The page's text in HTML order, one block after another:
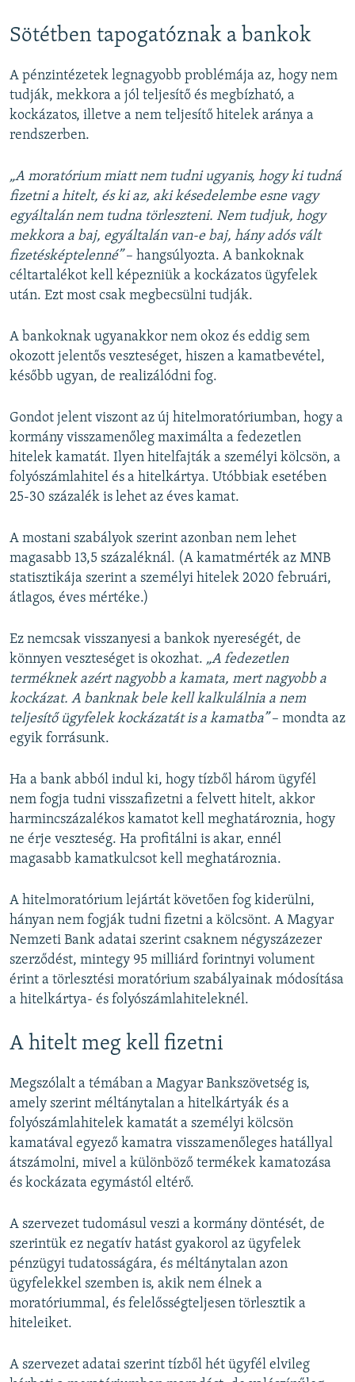
Sötétben tapogatóznak a bankok
A pénzintézetek legnagyobb problémája az, hogy nem
tudják, mekkora a jól teljesítő és megbízható, a
kockázatos, illetve a nem teljesítő hitelek aránya a
rendszerben.
„A moratórium miatt nem tudni ugyanis, hogy ki tudná
fizetni a hitelt, és ki az, aki késedelembe esne vagy
egyáltalán nem tudna törleszteni. Nem tudjuk, hogy
mekkora a baj, egyáltalán van-e baj, hány adós vált
fizetésképtelenné”– hangsúlyozta. A bankoknak
céltartalékot kell képezniük a kockázatos ügyfelek
után. Ezt most csak megbecsülni tudják.
A bankoknak ugyanakkor nem okoz és eddig sem
okozott jelentős veszteséget, hiszen a kamatbevétel,
később ugyan, de realizálódni fog.
Gondot jelent viszont az új hitelmoratóriumban, hogy a
kormány visszamenőleg maximálta a fedezetlen
hitelek kamatát. Ilyen hitelfajták a személyi kölcsön, a
folyószámlahitel és a hitelkártya. Utóbbiak esetében
25-30 százalék is lehet az éves kamat.
A mostani szabályok szerint azonban nem lehet
magasabb 13,5 százaléknál. (A kamatmérték az MNB
statisztikája szerint a személyi hitelek 2020 februári,
átlagos, éves mértéke.)
Ez nemcsak visszanyesi a bankok nyereségét, de
könnyen veszteséget is okozhat. „A fedezetlen
terméknek azért nagyobb a kamata, mert nagyobb a
kockázat. A banknak bele kell kalkulálnia a nem
teljesítő ügyfelek kockázatát is a kamatba”– mondta az
egyik forrásunk.
Ha a bank abból indul ki, hogy tízből három ügyfél
nem fogja tudni visszafizetni a felvett hitelt, akkor
harmincszázalékos kamatot kell meghatároznia, hogy
ne érje veszteség. Ha profitálni is akar, ennél
magasabb kamatkulcsot kell meghatároznia.
A hitelmoratórium lejártát követően fog kiderülni,
hányan nem fogják tudni fizetni a kölcsönt. A Magyar
Nemzeti Bank adatai szerint csaknem négyszázezer
szerződést, mintegy 95 milliárd forintnyi volument
érint a törlesztési moratórium szabályainak módosítása
a hitelkártya- és folyószámlahiteleknél.
A hitelt meg kell fizetni
Megszólalt a témában a Magyar Bankszövetség is,
amely szerint méltánytalan a hitelkártyák és a
folyószámlahitelek kamatát a személyi kölcsön
kamatával egyező kamatra visszamenőleges hatállyal
átszámolni, mivel a különböző termékek kamatozása
és kockázata egymástól eltérő.
A szervezet tudomásul veszi a kormány döntését, de
szerintük ez negatív hatást gyakorol az ügyfelek
pénzügyi tudatosságára, és méltánytalan azon
ügyfelekkel szemben is, akik nem élnek a
moratóriummal, és felelősségteljesen törlesztik a
hiteleiket.
A szervezet adatai szerint tízből hét ügyfél elvileg